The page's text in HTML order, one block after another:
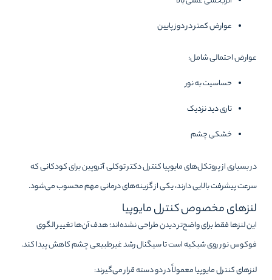
عوارض کمتر در دوز پایین
عوارض احتمالی شامل:
حساسیت به نور
تاری دید نزدیک
خشکی چشم
در بسیاری از پروتکل‌های مایوپیا کنترل دکتر توکلی آتروپین برای کودکانی که
سرعت پیشرفت بالایی دارند، یکی از گزینه‌های درمانی مهم محسوب می‌شود.
لنزهای مخصوص کنترل مایوپیا
این لنزها فقط برای واضح‌تر دیدن طراحی نشده‌اند؛ هدف آن‌ها تغییر الگوی
فوکوس نور روی شبکیه است تا سیگنال رشد غیرطبیعی چشم کاهش پیدا کند.
لنزهای کنترل مایوپیا معمولاً در دو دسته قرار می‌گیرند: